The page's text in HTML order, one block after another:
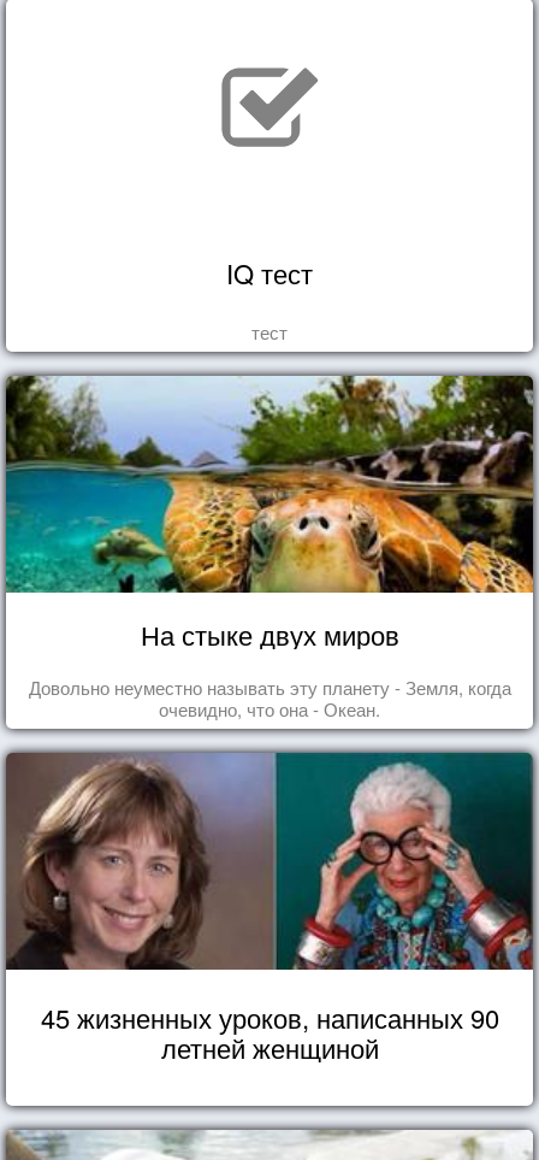
IQ тест
тест
На стыке двух миров
Довольно неуместно называть эту планету - Земля, когда
очевидно, что она - Океан.
45 жизненных уроков, написанных 90
летней женщиной